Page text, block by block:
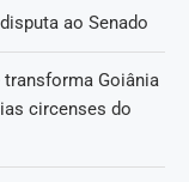
ao Senado
transforma Goiânia
circenses do